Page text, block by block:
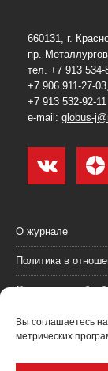
Вы соглашаетесь
метрических
660131, г.
пр.
тел. +7 913 534-
+7 906 911-27-03,
+7 913 532-92-11
e-mail: globus-
О журнале
Политика в
Согласие на